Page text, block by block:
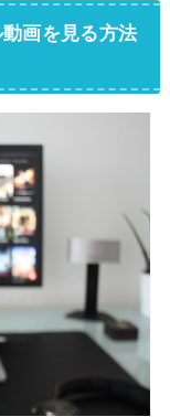
画を見る方法